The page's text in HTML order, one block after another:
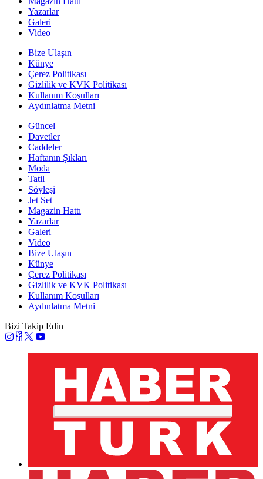
Yazarlar
Galeri
Video
Bize Ulaşın
Künye
Çerez Politikası
Gizlilik ve KVK Politikası
Kullanım Koşulları
Aydınlatma Metni
Güncel
Davetler
Caddeler
Haftanın Şıkları
Moda
Tatil
Söyleşi
Jet Set
Magazin Hattı
Yazarlar
Galeri
Video
Bize Ulaşın
Künye
Çerez Politikası
Gizlilik ve KVK Politikası
Kullanım Koşulları
Aydınlatma Metni
Bizi Takip Edin